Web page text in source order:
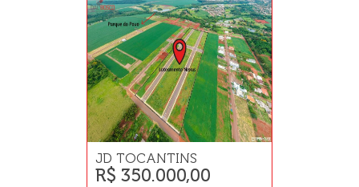
JD TOCANTINS
R$ 350.000,00